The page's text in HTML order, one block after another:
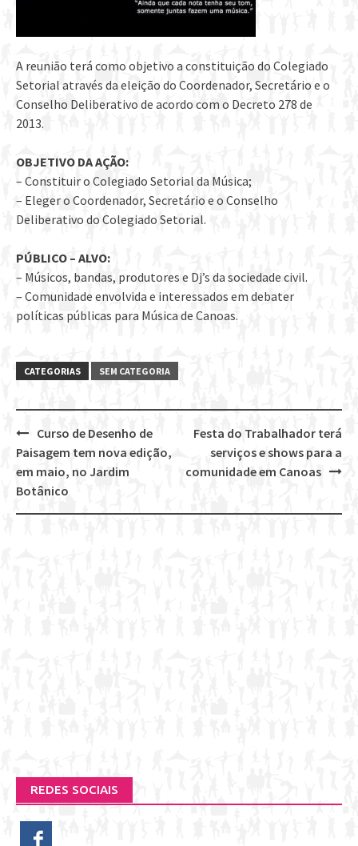
A reunião terá como objetivo a constituição do Colegiado
Setorial através da eleição do Coordenador, Secretário e o
Conselho Deliberativo de acordo com o Decreto 278 de
2013.
OBJETIVO DA AÇÃO:
– Constituir o Colegiado Setorial da Música;
– Eleger o Coordenador, Secretário e o Conselho
Deliberativo do Colegiado Setorial.
PÚBLICO – ALVO:
– Músicos, bandas, produtores e Dj’s da sociedade civil.
– Comunidade envolvida e interessados em debater
políticas públicas para Música de Canoas.
CATEGORIAS SEM CATEGORIA
Post
navigation
Festa do Trabalhador terá
serviços e shows para a
comunidade em Canoas
Curso de Desenho de
Paisagem tem nova edição,
em maio, no Jardim
Botânico
REDES SOCIAIS